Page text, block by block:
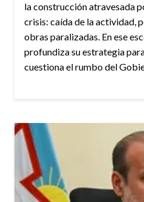
la construcción atravesada
crisis: caída de la actividad,
obras paralizadas. En ese
profundiza su estrategia
cuestiona el rumbo del